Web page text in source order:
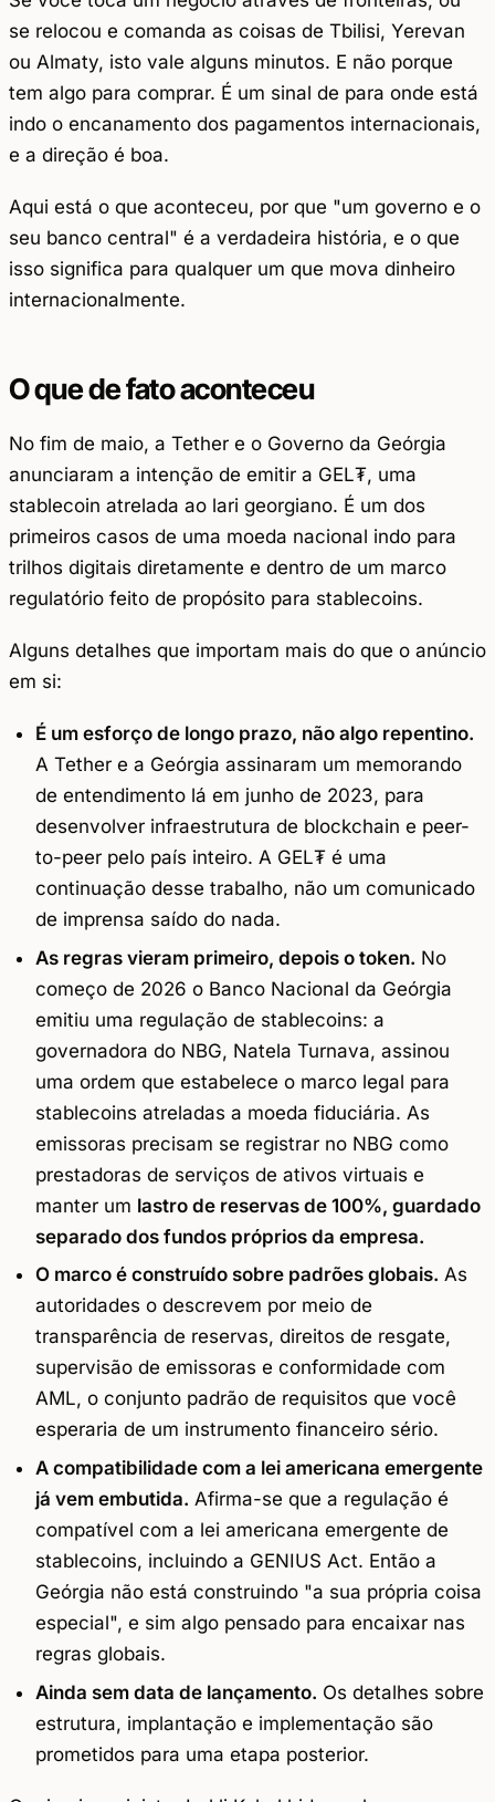
se relocou e comanda as coisas de Tbilisi, Yerevan
ou Almaty, isto vale alguns minutos. E não porque
tem algo para comprar. É um sinal de para onde está
indo o encanamento dos pagamentos internacionais,
e a direção é boa.
Aqui está o que aconteceu, por que "um governo e o
seu banco central" é a verdadeira história, e o que
isso significa para qualquer um que mova dinheiro
internacionalmente.
O que de fato aconteceu
No fim de maio, a Tether e o Governo da Geórgia
anunciaram a intenção de emitir a GEL₮, uma
stablecoin atrelada ao lari georgiano. É um dos
primeiros casos de uma moeda nacional indo para
trilhos digitais diretamente e dentro de um marco
regulatório feito de propósito para stablecoins.
Alguns detalhes que importam mais do que o anúncio
em si:
É um esforço de longo prazo, não algo repentino.
A Tether e a Geórgia assinaram um memorando
de entendimento lá em junho de 2023, para
desenvolver infraestrutura de blockchain e peer-
to-peer pelo país inteiro. A GEL₮ é uma
continuação desse trabalho, não um comunicado
de imprensa saído do nada.
As regras vieram primeiro, depois o token. No
começo de 2026 o Banco Nacional da Geórgia
emitiu uma regulação de stablecoins: a
governadora do NBG, Natela Turnava, assinou
uma ordem que estabelece o marco legal para
stablecoins atreladas a moeda fiduciária. As
emissoras precisam se registrar no NBG como
prestadoras de serviços de ativos virtuais e
manter um lastro de reservas de 100%, guardado
separado dos fundos próprios da empresa.
O marco é construído sobre padrões globais. As
autoridades o descrevem por meio de
transparência de reservas, direitos de resgate,
supervisão de emissoras e conformidade com
AML, o conjunto padrão de requisitos que você
esperaria de um instrumento financeiro sério.
A compatibilidade com a lei americana emergente
já vem embutida. Afirma-se que a regulação é
compatível com a lei americana emergente de
stablecoins, incluindo a GENIUS Act. Então a
Geórgia não está construindo "a sua própria coisa
especial", e sim algo pensado para encaixar nas
regras globais.
Ainda sem data de lançamento. Os detalhes sobre
estrutura, implantação e implementação são
prometidos para uma etapa posterior.